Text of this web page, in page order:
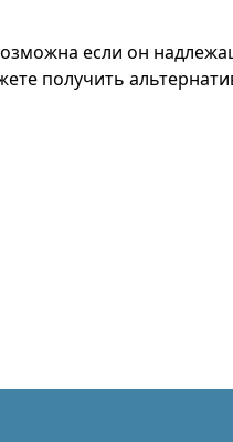
если он
получить